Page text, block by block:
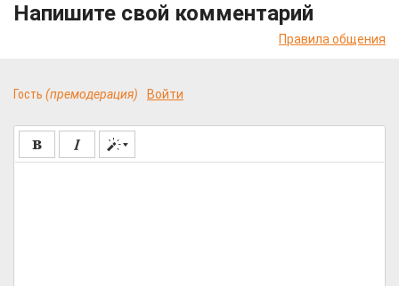
Напишите свой комментарий
Правила общения
Гость (премодерация) Войти